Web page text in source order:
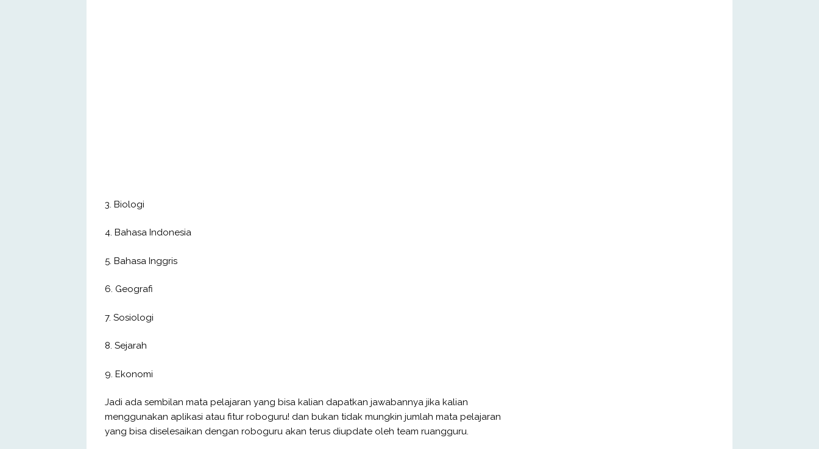
3. Biologi
4. Bahasa Indonesia
5. Bahasa Inggris
6. Geografi
7. Sosiologi
8. Sejarah
9. Ekonomi
Jadi ada sembilan mata pelajaran yang bisa kalian dapatkan jawabannya jika kalian
menggunakan aplikasi atau fitur roboguru! dan bukan tidak mungkin jumlah mata pelajaran
yang bisa diselesaikan dengan roboguru akan terus diupdate oleh team ruangguru.